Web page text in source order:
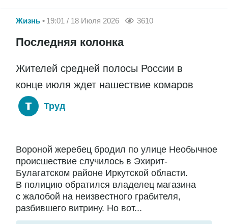
Жизнь 19:01 / 18 Июля 2026 3610
Последняя колонка
Жителей средней полосы России в
конце июля ждет нашествие комаров
Труд
Вороной жеребец бродил по улице Необычное
происшествие случилось в Эхирит-
Булагатском районе Иркутской области.
В полицию обратился владелец магазина
с жалобой на неизвестного грабителя,
разбившего витрину. Но вот...